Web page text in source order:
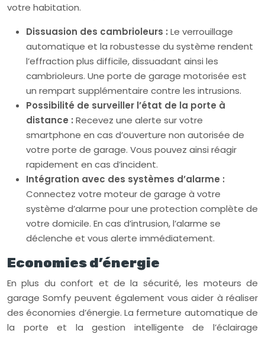
votre habitation.
Dissuasion des cambrioleurs : Le verrouillage
automatique et la robustesse du système rendent
l’effraction plus difficile, dissuadant ainsi les
cambrioleurs. Une porte de garage motorisée est
un rempart supplémentaire contre les intrusions.
Possibilité de surveiller l’état de la porte à
distance : Recevez une alerte sur votre
smartphone en cas d’ouverture non autorisée de
votre porte de garage. Vous pouvez ainsi réagir
rapidement en cas d’incident.
Intégration avec des systèmes d’alarme :
Connectez votre moteur de garage à votre
système d’alarme pour une protection complète de
votre domicile. En cas d’intrusion, l’alarme se
déclenche et vous alerte immédiatement.
Economies d’énergie
En plus du confort et de la sécurité, les moteurs de
garage Somfy peuvent également vous aider à réaliser
des économies d’énergie. La fermeture automatique de
la porte et la gestion intelligente de l’éclairage